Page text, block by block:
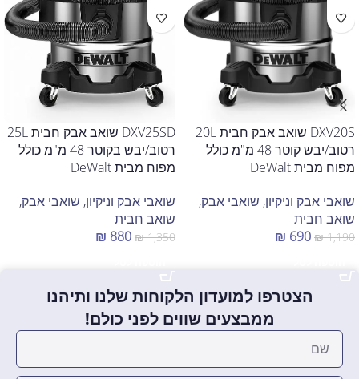
DXV20S שואב אבק חבית 20L
רטוב/יבש קוטר 48 מ"מ כולל
מפוח מבית DeWalt
שואבי אבק וניקיון, שואבי אבק,
שואב חבית
₪1,190
₪ 690
DXV25SD שואב אבק חבית 25L
רטוב/יבש בקוטר 48 מ"מ כולל
מפוח מבית DeWalt
שואבי אבק וניקיון, שואבי אבק,
שואב חבית
₪1,350
₪ 880
הצטרפו למועדון הלקוחות שלנו ותיהנו
ממבצעים שווים לפני כולם!